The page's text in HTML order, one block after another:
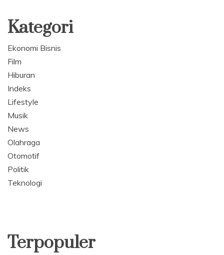
Kategori
Ekonomi Bisnis
Film
Hiburan
Indeks
Lifestyle
Musik
News
Olahraga
Otomotif
Politik
Teknologi
Terpopuler